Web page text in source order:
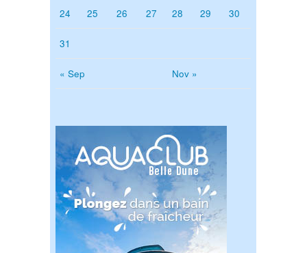
« Sep Nov »
24 25 26 27 28 29 30
31